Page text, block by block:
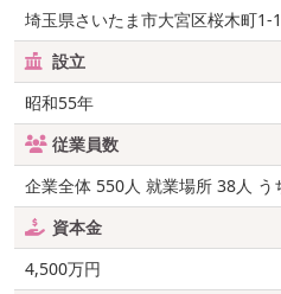
埼玉県さいたま市大宮区桜木町
設立
昭和55年
従業員数
企業全体 550人 就業場所 38人 う
資本金
4,500万円